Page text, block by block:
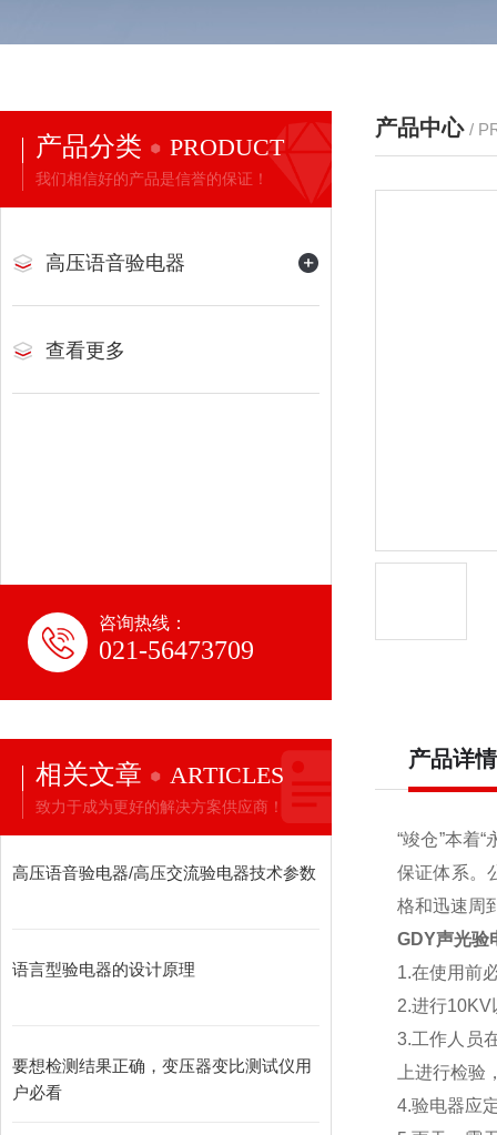
产品分类 PRODUCT
我们相信好的产品是信誉的保证！
高压语音验电器
查看更多
咨询热线：
021-56473709
相关文章 ARTICLES
致力于成为更好的解决方案供应商！
高压语音验电器/高压交流验电器技术参数
语言型验电器的设计原理
要想检测结果正确，变压器变比测试仪用
户必看
产品中心 /
产品详情
“竣仓”本着
保证体系。
格和迅速周
GDY声光验
1.在使用前
2.进行10KV
3.工作人员
上进行检
4.验电器应